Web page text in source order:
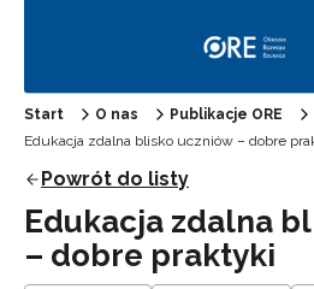
Start O nas
Publikacje ORE
Edukacja zdalna blisko uczniów – dobre
Powrót do listy
Edukacja zdalna
– dobre praktyki